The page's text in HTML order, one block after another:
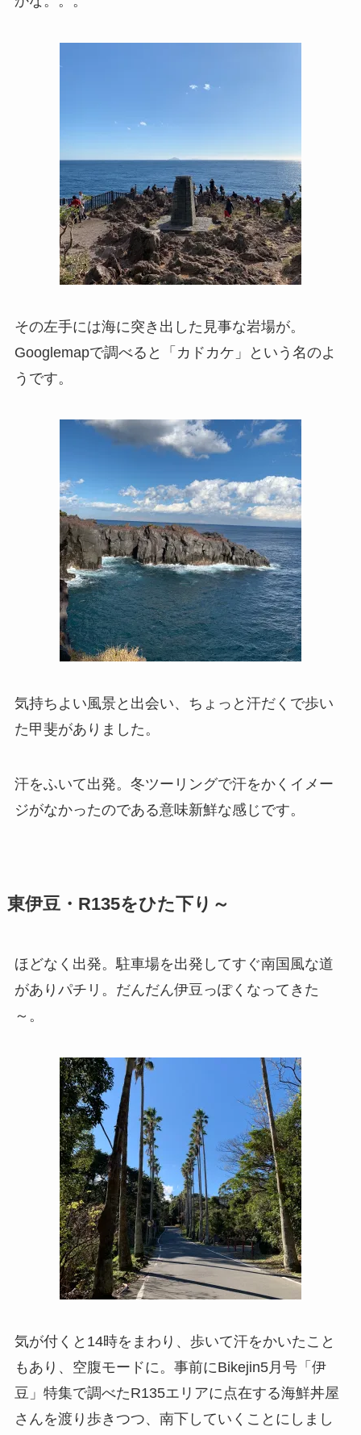
その左手には海に突き出した見事な岩場が。
Googlemapで調べると「カドカケ」という名のよ
うです。
気持ちよい風景と出会い、ちょっと汗だくで歩い
た甲斐がありました。
汗をふいて出発。冬ツーリングで汗をかくイメー
ジがなかったのである意味新鮮な感じです。
東伊豆・R135をひた下り～
ほどなく出発。駐車場を出発してすぐ南国風な道
がありパチリ。だんだん伊豆っぽくなってきた
～。
気が付くと14時をまわり、歩いて汗をかいたこと
もあり、空腹モードに。事前にBikejin5月号「伊
豆」特集で調べたR135エリアに点在する海鮮丼屋
さんを渡り歩きつつ、南下していくことにしまし